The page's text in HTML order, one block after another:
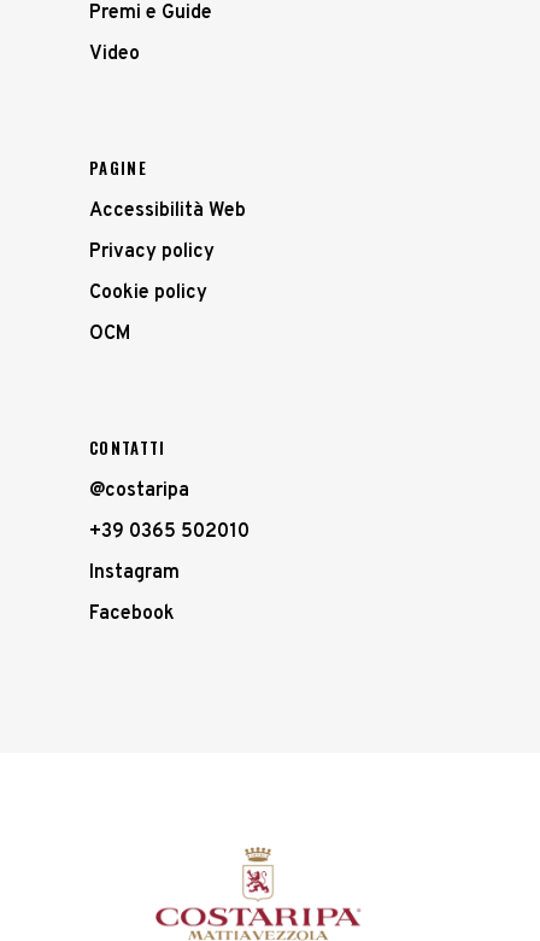
Premi e Guide
Video
PAGINE
Accessibilità Web
Privacy policy
Cookie policy
OCM
CONTATTI
@costaripa
+39 0365 502010
Instagram
Facebook